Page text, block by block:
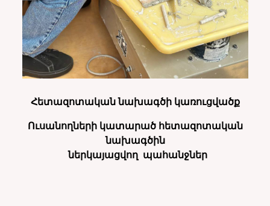
Հետազոտական նախագծի կառուցվածք
Ուսանողների կատարած հետազոտական
նախագծին
ներկայացվող պահանջներ